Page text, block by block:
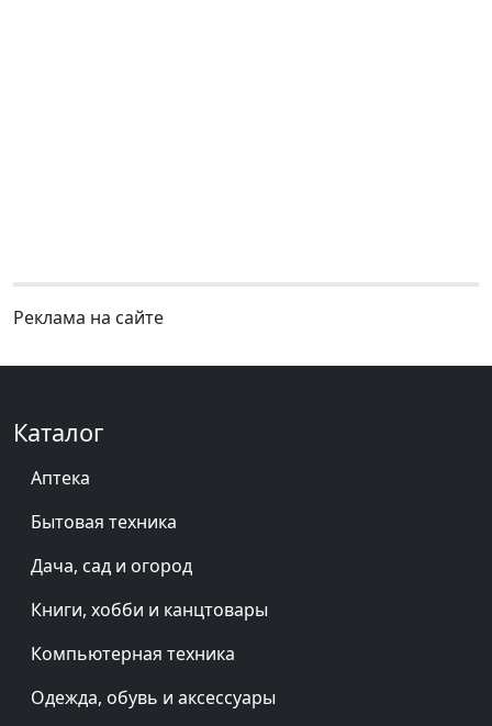
Реклама на сайте
Каталог
Аптека
Бытовая техника
Дача, сад и огород
Книги, хобби и канцтовары
Компьютерная техника
Одежда, обувь и аксессуары